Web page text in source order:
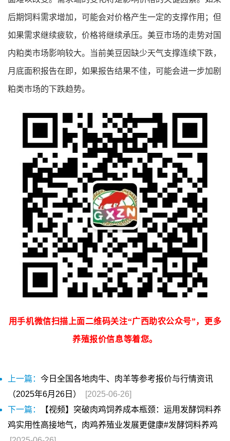
后期饲料需求增加，可能会对价格产生一定的支撑作用；但
如果需求继续疲软，价格将继续承压。美豆市场的走势对国
内粕类市场影响较大。当前美豆因缺少天气支撑连续下跌，
月底面积报告在即，如果报告结果不佳，可能会进一步加剧
粕类市场的下跌趋势。
用手机微信扫描上面二维码关注“广西助农公众号”，更多
养殖报价信息等着您。
上一篇： 今日全国各地肉牛、肉羊等参考报价与行情资讯
（2025年6月26日）
[2025-06-26]
下一篇：
【视频】突破肉鸡饲养成本瓶颈：运用发酵饲料养
鸡实用性高接地气，肉鸡养殖业发展更健康#发酵饲料养鸡